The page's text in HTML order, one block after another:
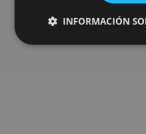
Joan planen
INFORMACIÓN